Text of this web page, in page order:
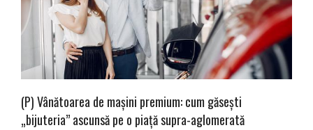
(P) Vânătoarea de mașini premium: cum găsești
„bijuteria” ascunsă pe o piață supra-aglomerată